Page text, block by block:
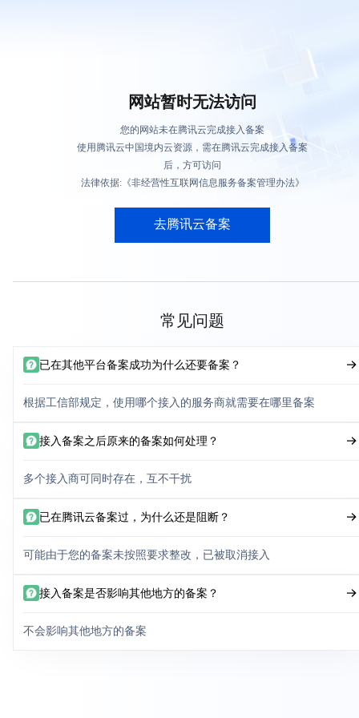
网站暂时无法访问
您的网站未在腾讯云完成接入备案
使用腾讯云中国境内云资源，需在腾讯云完成接入备案
后，方可访问
法律依据:《非经营性互联网信息服务备案管理办法》
去腾讯云备案
常见问题
已在其他平台备案成功为什么还要备案？
根据工信部规定，使用哪个接入的服务商就需要在哪里备案
接入备案之后原来的备案如何处理？
多个接入商可同时存在，互不干扰
已在腾讯云备案过，为什么还是阻断？
可能由于您的备案未按照要求整改，已被取消接入
接入备案是否影响其他地方的备案？
不会影响其他地方的备案